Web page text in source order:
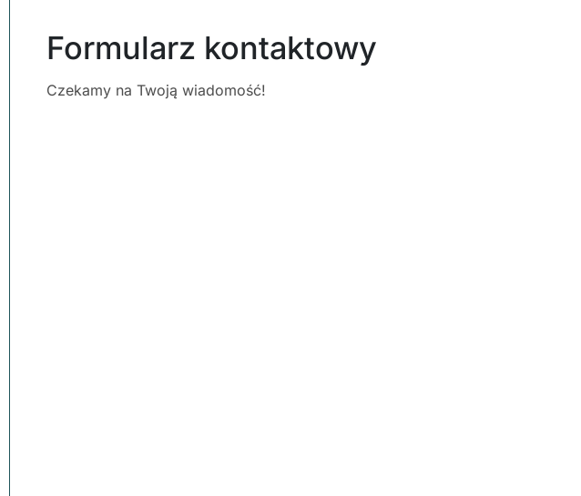
Formularz kontaktowy
Czekamy na Twoją wiadomość!